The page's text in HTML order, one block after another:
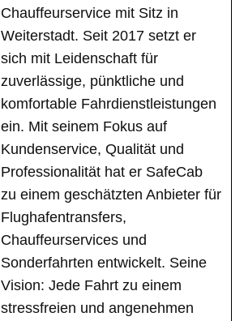
Chauffeurservice mit Sitz in
Weiterstadt. Seit 2017 setzt er
sich mit Leidenschaft für
zuverlässige, pünktliche und
komfortable Fahrdienstleistungen
ein. Mit seinem Fokus auf
Kundenservice, Qualität und
Professionalität hat er SafeCab
zu einem geschätzten Anbieter für
Flughafentransfers,
Chauffeurservices und
Sonderfahrten entwickelt. Seine
Vision: Jede Fahrt zu einem
stressfreien und angenehmen